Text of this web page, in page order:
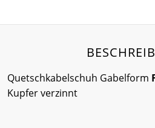
Quetschkabelschuh Gabelform
Kupfer verzinnt